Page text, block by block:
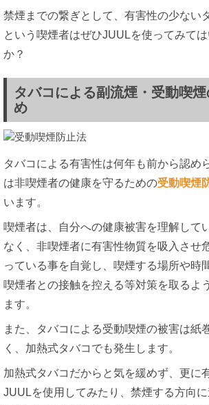
禁煙までの繋ぎとして、有害性の少ない
という喫煙者はぜひJUULを使ってみて
か？
タバコによる副流煙・受動喫
め
タバコによる有害性は何年も前から認め
は非喫煙者の健康を守るための受動喫煙
います。
喫煙者は、自分への健康被害を理解して
なく、非喫煙者に有害性物質を吸入させ
っている事を自覚し、喫煙する場所や時
喫煙者との接触を控える等対策を取るよ
ます。
また、タバコによる受動喫煙の被害は紙
く、加熱式タバコでも発生します。
加熱式タバコだからと気を緩めず、更に
JUULを使用してみたり、禁煙する方向